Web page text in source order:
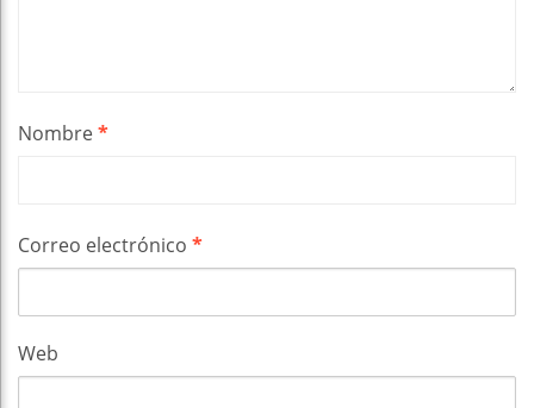
Nombre*
Correo electrónico *
Web